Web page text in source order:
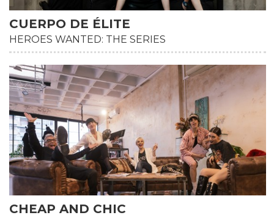
CUERPO DE ÉLITE
HEROES WANTED: THE SERIES
CHEAP AND CHIC